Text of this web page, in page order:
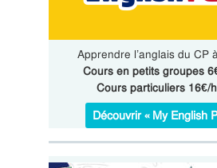
Apprendre l’anglais du CP
Cours en petits groupes
Cours particuliers 16€/
Découvrir « My English